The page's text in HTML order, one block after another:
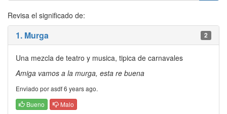
Revisa el significado de:
1. Murga 2
Una mezcla de teatro y musica, tipica de carnavales
Amiga vamos a la murga, esta re buena
Enviado por asdf 6 years ago.
Bueno
Malo